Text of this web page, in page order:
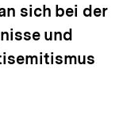
sich bei der
und